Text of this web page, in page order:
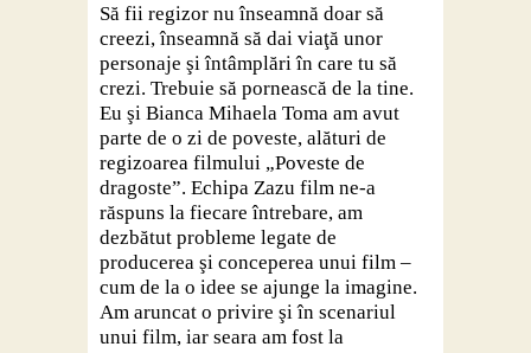
Să fii regizor nu înseamnă doar să
creezi, înseamnă să dai viaţă unor
personaje şi întâmplări în care tu să
crezi. Trebuie să pornească de la tine.
Eu şi Bianca Mihaela Toma am avut
parte de o zi de poveste, alături de
regizoarea filmului „Poveste de
dragoste”. Echipa Zazu film ne-a
răspuns la fiecare întrebare, am
dezbătut probleme legate de
producerea şi conceperea unui film –
cum de la o idee se ajunge la imagine.
Am aruncat o privire şi în scenariul
unui film, iar seara am fost la